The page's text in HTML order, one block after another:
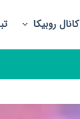
کانال روبیکا